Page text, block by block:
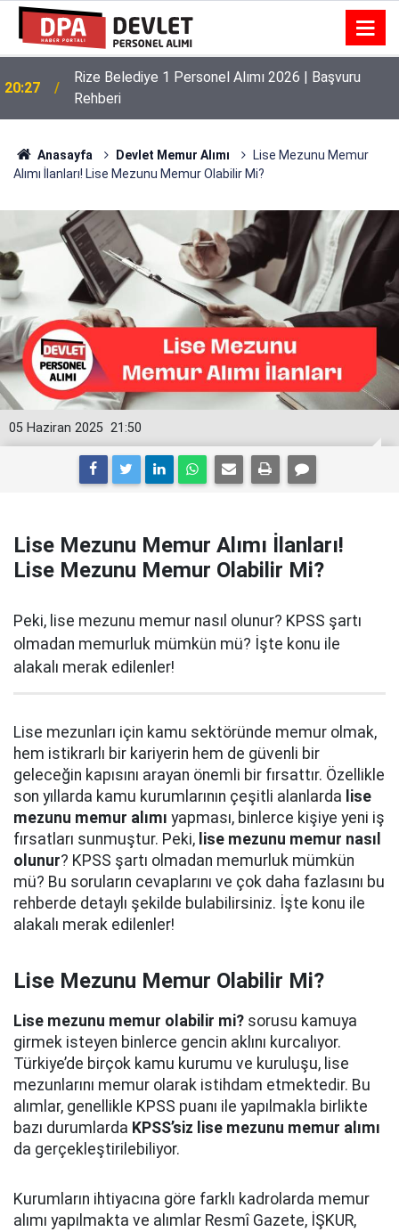
20:27
Rize Belediye 1 Personel Alımı 2026 | Başvuru
Rehberi
Anasayfa Devlet Memur Alımı
Lise Mezunu Memur
Alımı İlanları! Lise Mezunu Memur Olabilir Mi?
21:50
05 Haziran 2025
Lise Mezunu Memur Alımı İlanları!
Lise Mezunu Memur Olabilir Mi?
Peki, lise mezunu memur nasıl olunur? KPSS şartı
olmadan memurluk mümkün mü? İşte konu ile
alakalı merak edilenler!
Lise mezunları için kamu sektöründe memur olmak,
hem istikrarlı bir kariyerin hem de güvenli bir
geleceğin kapısını arayan önemli bir fırsattır. Özellikle
son yıllarda kamu kurumlarının çeşitli alanlarda lise
mezunu memur alımı yapması, binlerce kişiye yeni iş
fırsatları sunmuştur. Peki, lise mezunu memur nasıl
olunur? KPSS şartı olmadan memurluk mümkün
mü? Bu soruların cevaplarını ve çok daha fazlasını bu
rehberde detaylı şekilde bulabilirsiniz. İşte konu ile
alakalı merak edilenler!
Lise Mezunu Memur Olabilir Mi?
Lise mezunu memur olabilir mi? sorusu kamuya
girmek isteyen binlerce gencin aklını kurcalıyor.
Türkiye’de birçok kamu kurumu ve kuruluşu, lise
mezunlarını memur olarak istihdam etmektedir. Bu
alımlar, genellikle KPSS puanı ile yapılmakla birlikte
bazı durumlarda KPSS’siz lise mezunu memur alımı
da gerçekleştirilebiliyor.
Kurumların ihtiyacına göre farklı kadrolarda memur
alımı yapılmakta ve alımlar Resmî Gazete, İŞKUR,